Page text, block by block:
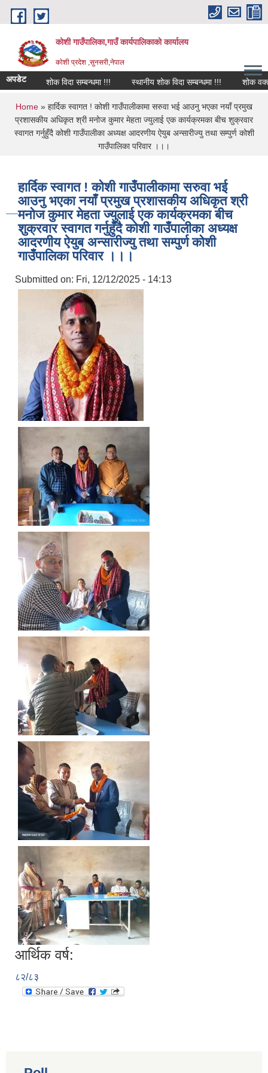
Skip to main content
कोशी गाउँपालिका,गाउँ कार्यपालिकाको कार्यालय
काेशी प्रदेश ,सुनसरी,नेपाल
अपडेट शोक विदा सम्बन्धमा !!! स्थानीय शोक विदा सम्बन्धमा !!! शोक वक्तव्य
You are here
Home » हार्दिक स्वागत ! कोशी गाउँपालीकामा सरुवा भई आउनु भएका नयाँ प्रमुख
प्रशासकीय अधिकृत श्री मनोज कुमार मेहता ज्युलाई एक कार्यक्रमका बीच शुक्रवार
स्वागत गर्नुहुँदै कोशी गाउँपालीका अध्यक्ष आदरणीय ऐयुब अन्सारीज्यु तथा सम्पुर्ण कोशी
गाउँपालिका परिवार ।।।
हार्दिक स्वागत ! कोशी गाउँपालीकामा सरुवा भई
आउनु भएका नयाँ प्रमुख प्रशासकीय अधिकृत श्री
मनोज कुमार मेहता ज्युलाई एक कार्यक्रमका बीच
शुक्रवार स्वागत गर्नुहुँदै कोशी गाउँपालीका अध्यक्ष
आदरणीय ऐयुब अन्सारीज्यु तथा सम्पुर्ण कोशी
गाउँपालिका परिवार ।।।
Submitted on: Fri, 12/12/2025 - 14:13
आर्थिक वर्ष:
८२/८३